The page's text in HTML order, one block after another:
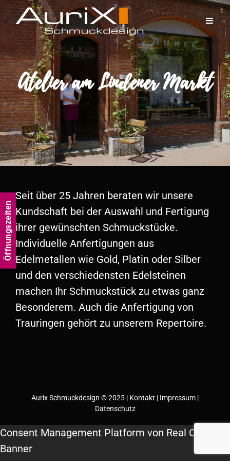
Atelier am Lindener Markt
Seit über 25 Jahren beraten wir unsere
Kundschaft bei der Auswahl und Fertigung
ihrer gewünschten Schmuckstücke.
Individuelle Anfertigungen aus
Edelmetallen wie Gold, Platin oder Silber
und den verschiedensten Edelsteinen
machen Ihr Schmuckstück zu etwas ganz
Besonderem. Auch die Anfertigung von
Trauringen gehört zu unserem Repertoire.
Aurix Schmuckdesign © 2025 | Kontakt | Impressum |
Datenschutz
Öffnungszeiten
Consent Management Platform von Real Cookie
Banner